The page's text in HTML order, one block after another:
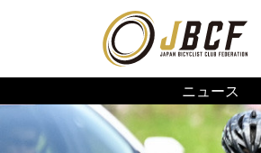
ニュース